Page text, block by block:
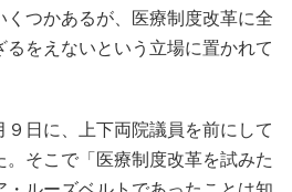
くつかあるが、医療制度改革に全
をえないという立場に置かれて
９日に、上下両院議員を前にして
そこで「医療制度改革を試みた